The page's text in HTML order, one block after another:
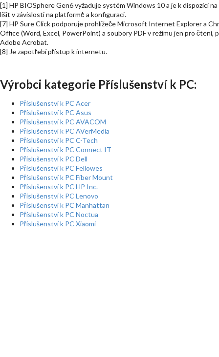
[1] HP BIOSphere Gen6 vyžaduje systém Windows 10 a je k dispozici
lišit v závislosti na platformě a konfiguraci.
[7] HP Sure Click podporuje prohlížeče Microsoft Internet Explorer a
Office (Word, Excel, PowerPoint) a soubory PDF v režimu jen pro
Adobe Acrobat.
[8] Je zapotřebí přístup k internetu.
Výrobci kategorie Příslušenství k PC:
Příslušenství k PC Acer
Příslušenství k PC Asus
Příslušenství k PC AVACOM
Příslušenství k PC AVerMedia
Příslušenství k PC C-Tech
Příslušenství k PC Connect IT
Příslušenství k PC Dell
Příslušenství k PC Fellowes
Příslušenství k PC Fiber Mount
Příslušenství k PC HP Inc.
Příslušenství k PC Lenovo
Příslušenství k PC Manhattan
Příslušenství k PC Noctua
Příslušenství k PC Xiaomi